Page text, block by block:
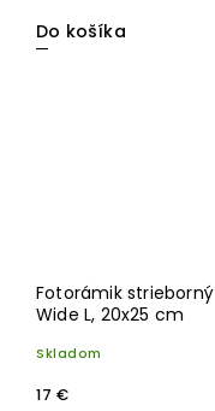
Do košíka
Fotorámik strieborný
Wide L, 20x25 cm
Skladom
17 €